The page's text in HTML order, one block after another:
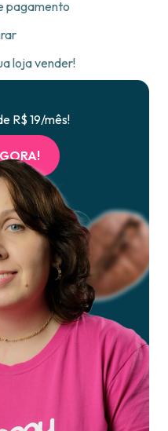
pagamento
loja vender!
R$ 19/mês!